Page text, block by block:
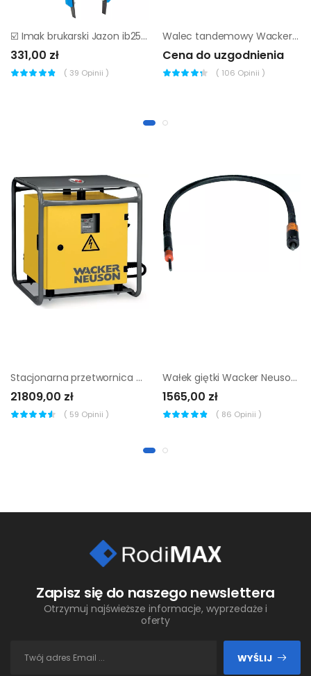
☑️ Imak brukarski Jazon ib25 ▷▷
331,00 zł
( 39 Opinii )
Walec tandemowy Wacker Neuson RD7 He GUARDS
Cena do uzgodnienia
( 106 Opinii )
Stacjonarna przetwornica Wacker Neuson FUE 10/250/200
21809,00 zł
( 59 Opinii )
Wałek giętki Wacker Neuson SM 5-E 5 m
1565,00 zł
( 86 Opinii )
Zapisz się do naszego newslettera
Otrzymuj najświeższe informacje, wyprzedaże i
oferty
WYŚLIJ